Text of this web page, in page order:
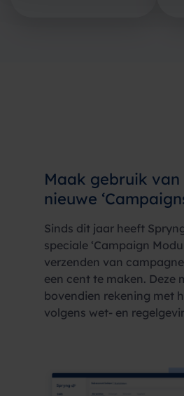
Maak gebruik van
nieuwe
Sinds dit jaar heeft
speciale ‘Campaign
verzenden van
een cent te maken. Deze
bovendien rekening met
volgens wet- en